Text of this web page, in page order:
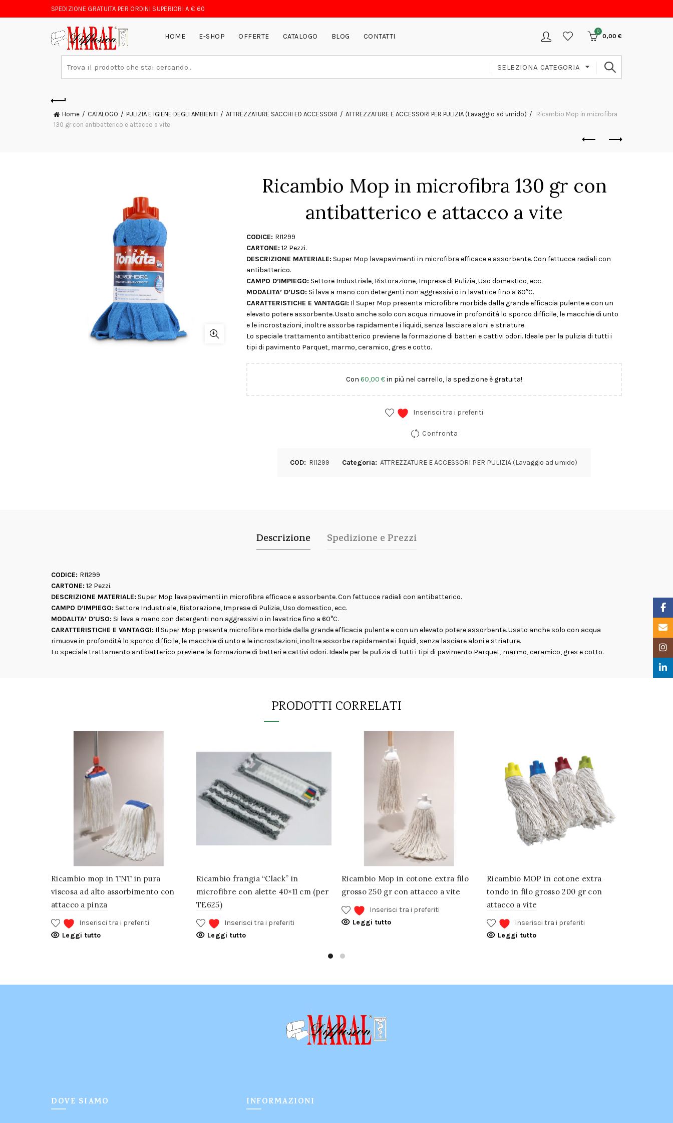
SPEDIZIONE GRATUITA PER ORDINI SUPERIORI A € 60
HOME E-SHOP OFFERTE CATALOGO BLOG CONTATTI
0
0,00 €
for:
SELEZIONA CATEGORIA
Home CATALOGO PULIZIA E IGIENE DEGLI AMBIENTI ATTREZZATURE SACCHI ED ACCESSORI ATTREZZATURE E ACCESSORI PER PULIZIA (Lavaggio ad umido)
Ricambio Mop in microfibra
130 gr con antibatterico e attacco a vite
Ricambio Mop in microfibra 130 gr con
antibatterico e attacco a vite
CODICE: RI1299
CARTONE: 12 Pezzi.
DESCRIZIONE MATERIALE: Super Mop lavapavimenti in microfibra efficace e assorbente. Con fettucce radiali con
antibatterico.
CAMPO D’IMPIEGO: Settore Industriale, Ristorazione, Imprese di Pulizia, Uso domestico, ecc.
MODALITA’ D’USO: Si lava a mano con detergenti non aggressivi o in lavatrice fino a 60°C.
CARATTERISTICHE E VANTAGGI: Il Super Mop presenta microfibre morbide dalla grande efficacia pulente e con un
elevato potere assorbente. Usato anche solo con acqua rimuove in profondità lo sporco difficile, le macchie di unto
e le incrostazioni, inoltre assorbe rapidamente i liquidi, senza lasciare aloni e striature.
Lo speciale trattamento antibatterico previene la formazione di batteri e cattivi odori. Ideale per la pulizia di tutti i
tipi di pavimento Parquet, marmo, ceramico, gres e cotto.
Con 60,00 €in più nel carrello, la spedizione è gratuita!
Inserisci tra i preferiti
Confronta
COD: RI1299 Categoria: ATTREZZATURE E ACCESSORI PER PULIZIA (Lavaggio ad umido)
Descrizione Spedizione e Prezzi
CODICE: RI1299
CARTONE: 12 Pezzi.
DESCRIZIONE MATERIALE: Super Mop lavapavimenti in microfibra efficace e assorbente. Con fettucce radiali con antibatterico.
CAMPO D’IMPIEGO: Settore Industriale, Ristorazione, Imprese di Pulizia, Uso domestico, ecc.
MODALITA’ D’USO: Si lava a mano con detergenti non aggressivi o in lavatrice fino a 60°C.
CARATTERISTICHE E VANTAGGI: Il Super Mop presenta microfibre morbide dalla grande efficacia pulente e con un elevato potere assorbente. Usato anche solo con acqua
rimuove in profondità lo sporco difficile, le macchie di unto e le incrostazioni, inoltre assorbe rapidamente i liquidi, senza lasciare aloni e striature.
Lo speciale trattamento antibatterico previene la formazione di batteri e cattivi odori. Ideale per la pulizia di tutti i tipi di pavimento Parquet, marmo, ceramico, gres e cotto.
PRODOTTI CORRELATI
Ricambio mop in TNT in pura
viscosa ad alto assorbimento con
attacco a pinza
Inserisci tra i preferiti
Leggi tutto
Ricambio frangia “Clack” in
microfibre con alette 40×11 cm (per
TE625)
Inserisci tra i preferiti
Leggi tutto
Ricambio Mop in cotone extra filo
grosso 250 gr con attacco a vite
Inserisci tra i preferiti
Leggi tutto
Ricambio MOP in cotone extra
tondo in filo grosso 200 gr con
attacco a vite
Inserisci tra i preferiti
Leggi tutto
DOVE SIAMO INFORMAZIONI
Email